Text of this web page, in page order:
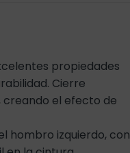
propiedades
Cierre
creando el efecto de
hombro izquierdo, con